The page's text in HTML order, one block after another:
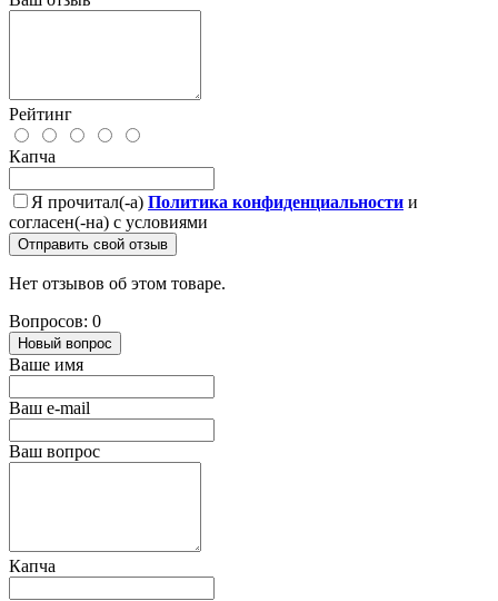
Рейтинг
Капча
Я прочитал(-а) Политика конфиденциальности и
согласен(-на) с условиями
Отправить свой отзыв
Нет отзывов об этом товаре.
Вопросов: 0
Новый вопрос
Ваше имя
Ваш e-mail
Ваш вопрос
Капча